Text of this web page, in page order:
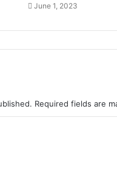
June 1, 2023
Required fields are